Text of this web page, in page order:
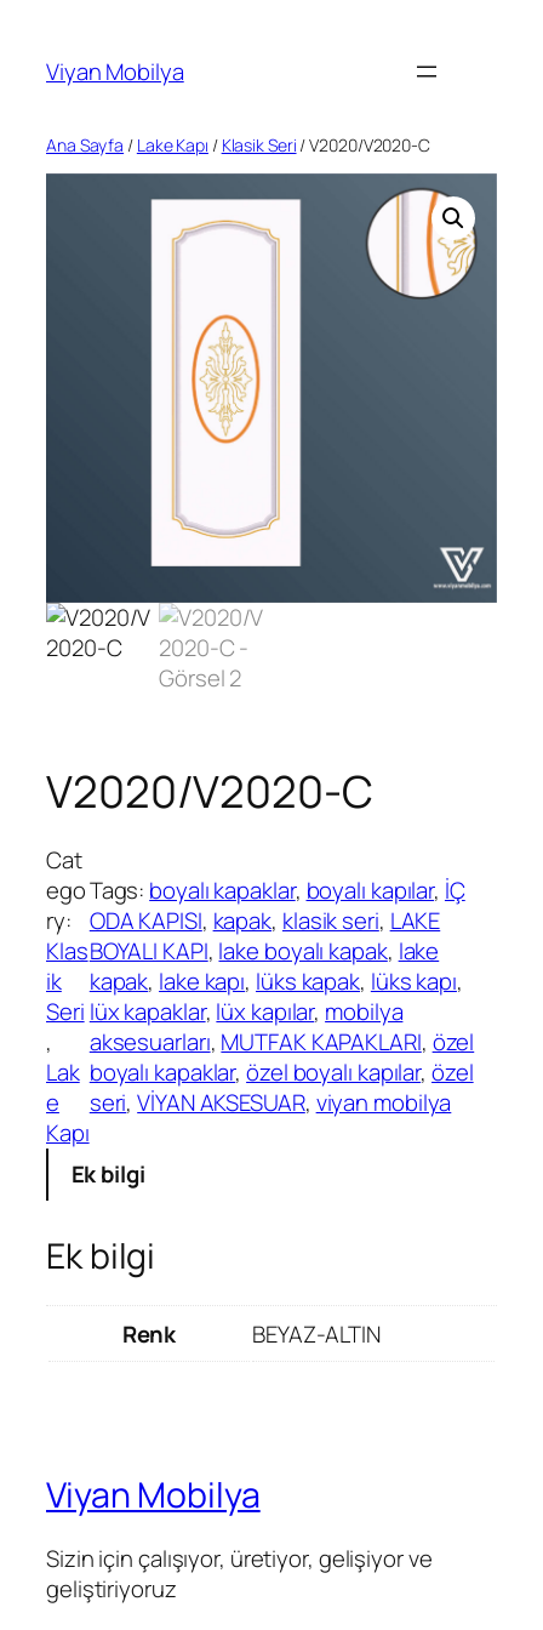
Viyan Mobilya
Ana Sayfa / Lake Kapı / Klasik Seri / V2020/V2020-C
V2020/V2020-C
Cat
ego
ry:
Klas
ik
Seri
Lak
e
Kapı
Tags: boyalı kapaklar, boyalı kapılar, İÇ
ODA KAPISI, kapak, klasik seri, LAKE
BOYALI KAPI, lake boyalı kapak, lake
kapak, lake kapı, lüks kapak, lüks kapı
lüx kapaklar, lüx kapılar, mobilya
aksesuarları, MUTFAK KAPAKLARI, özel
boyalı kapaklar, özel boyalı kapılar, özel
seri, VİYAN AKSESUAR, viyan mobilya
Ek bilgi
Ek bilgi
Renk BEYAZ-ALTIN
Viyan Mobilya
Sizin için çalışıyor, üretiyor, gelişiyor ve
geliştiriyoruz